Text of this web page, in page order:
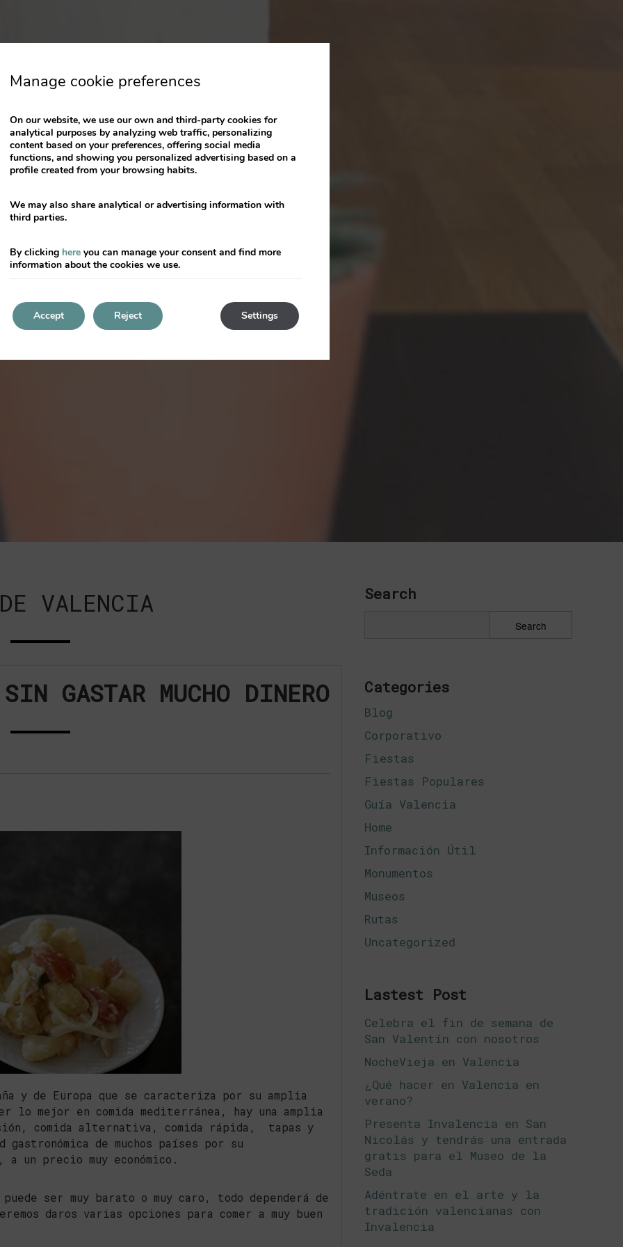
Press
question
mark
key
to
keyboard
shortcuts
changing
VALENCIA
GASTAR MUCHO DINERO
y de Europa que se caracteriza por su amplia
lo mejor en comida mediterránea, hay una amplia
comida alternativa, comida rápida, tapas y
de muchos países por su
precio muy económico.
ser muy barato o muy caro, todo dependerá de
daros varias opciones para comer a muy buen
Search
Categories
Blog
Corporativo
Fiestas
Fiestas Populares
Guía Valencia
Home
Información Útil
Monumentos
Museos
Rutas
Uncategorized
Lastest Post
Celebra el fin de semana de
San Valentín con nosotros
NocheVieja en Valencia
¿Qué hacer en Valencia en
verano?
Presenta Invalencia en San
Nicolás y tendrás una entrada
gratis para el Museo de la
Seda
Adéntrate en el arte y la
tradición valencianas con
Invalencia
Manage cookie preferences
On our website, we use our own and third-party cookies for
analytical purposes by analyzing web traffic, personalizing
content based on your preferences, offering social media
functions, and showing you personalized advertising based on a
profile created from your browsing habits.
We may also share analytical or advertising information with
third parties.
By clicking here you can manage your consent and find more
information about the cookies we use.
Accept Settings
Reject